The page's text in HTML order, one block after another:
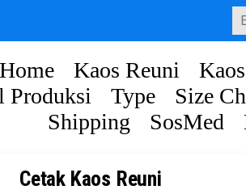
Home Kaos Reuni
Produksi
Type Size
Shipping
SosMed
Cetak Kaos Reuni